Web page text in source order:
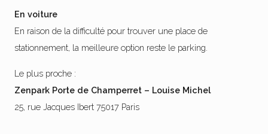
En voiture
En raison de la difficulté pour trouver une place de
stationnement, la meilleure option reste le parking.
Le plus proche :
Zenpark Porte de Champerret – Louise Michel
25, rue Jacques Ibert 75017 Paris